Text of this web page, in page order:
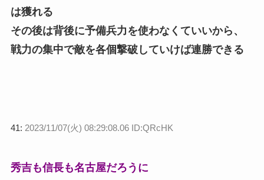
は獲れる
その後は背後に予備兵力を使わなくていいから、
戦力の集中で敵を各個撃破していけば連勝できる
41: 2023/11/07(火) 08:29:08.06 ID:QRcHK
秀吉も信長も名古屋だろうに